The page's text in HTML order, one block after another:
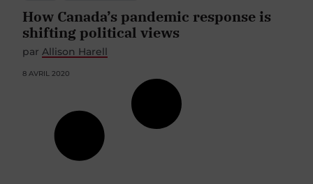
How Canada’s pandemic response is
shifting political views
par Allison Harell
8 AVRIL 2020